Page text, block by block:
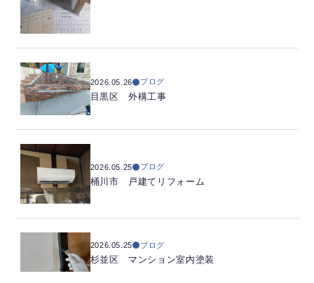
2026.05.26 ブログ
目黒区 外構工事
2026.05.25 ブログ
桶川市 戸建てリフォーム
2026.05.25 ブログ
杉並区 マンション室内塗装